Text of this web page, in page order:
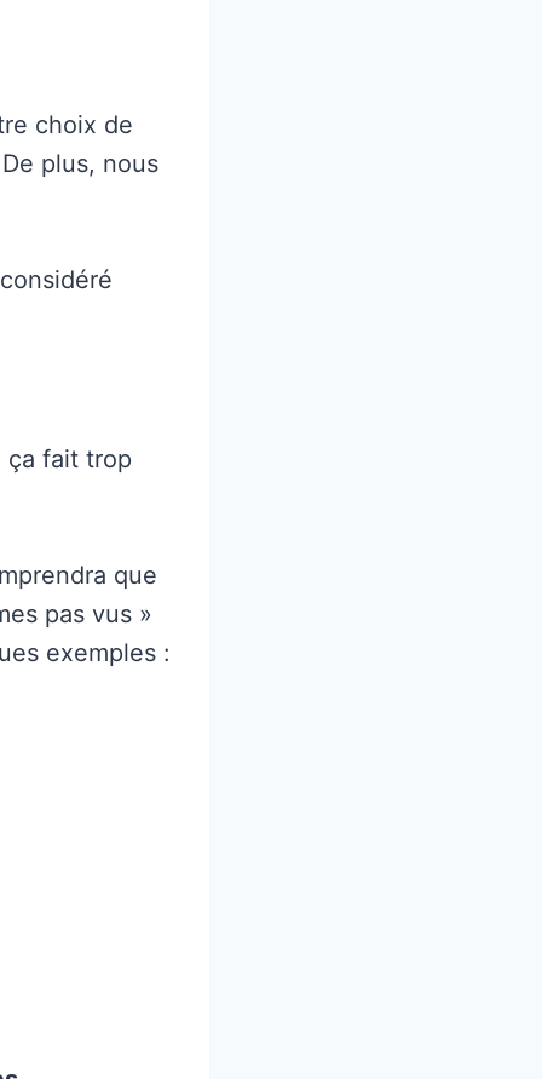
choix de
plus, nous
ça fait trop
que
pas vus »
exemples :